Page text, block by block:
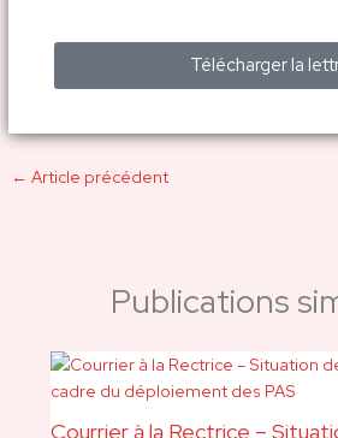
Télécharger la
← Article précédent
Publications
Courrier à la Rectrice –